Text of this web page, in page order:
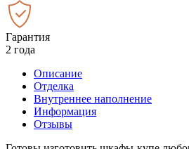
Гарантия
2 года
Описание
Отделка
Внутреннее наполнение
Информация
Отзывы